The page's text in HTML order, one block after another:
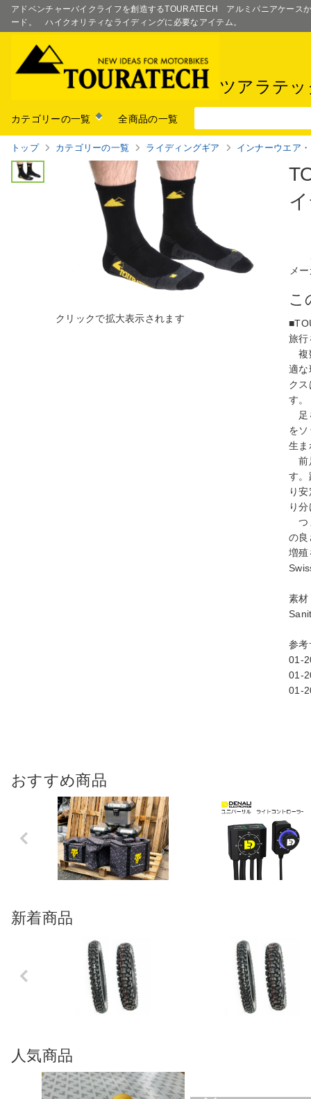
アドベンチャーバイクライフを創造するTOURATECH アルミパニアケース
ード。 ハイクオリティなライディングに必要なアイテム。
ツアラテ
カテゴリーの一覧 全商品の一覧
トップ カテゴリーの一覧 ライディングギア インナーウエア
メ
こ
旅行
複
適な
ク
す。
足
を
生ま
前
す。
り
り
つ
の良
増殖
素材
参考
01-
01-
01-
おすすめ商品
Previo
us
新着商品
Previo
us
人気商品